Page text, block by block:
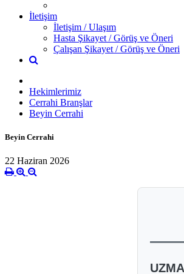
İletişim
İletişim / Ulaşım
Hasta Şikayet / Görüş ve Öneri
Çalışan Şikayet / Görüş ve Öneri
Hekimlerimiz
Cerrahi Branşlar
Beyin Cerrahi
Beyin Cerrahi
22 Haziran 2026